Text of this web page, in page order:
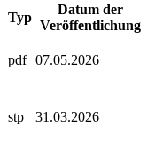
Typ
Datum der
Veröffentlichung
pdf 07.05.2026
stp 31.03.2026